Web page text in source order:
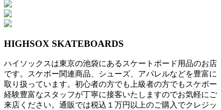
投
稿
ナ
ゲ
ー
シ
HIGHSOX SKATEBOARDS
ハイソックスは東京の池袋にあるスケートボード用品のお店
です。スケボー関連商品、シューズ、アパレルなどを豊富に
取り扱っています。初心者の方でも上級者の方でもスケボー
経験豊富なスタッフが丁寧に接客いたしますのでお気軽にご
来店ください。通販では税込１万円以上のご購入でクレジッ